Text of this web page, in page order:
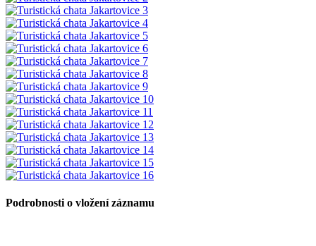
Podrobnosti o vložení záznamu